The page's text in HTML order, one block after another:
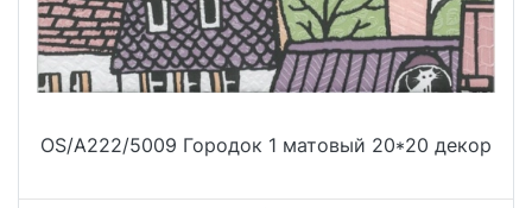
OS/A222/5009 Городок 1 матовый 20*20 декор